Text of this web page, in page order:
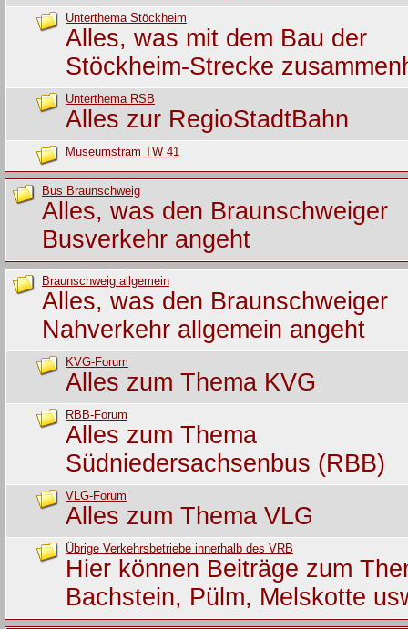
Unterthema Stöckheim
Alles, was mit dem Bau der
Stöckheim-Strecke
Unterthema RSB
Alles zur RegioStadtBahn
Museumstram TW 41
Bus Braunschweig
Alles, was den Braunschweiger
Busverkehr angeht
Braunschweig allgemein
Alles, was den Braunschweiger
Nahverkehr allgemein angeht
KVG-Forum
Alles zum Thema KVG
RBB-Forum
Alles zum Thema
Südniedersachsenbus (RBB)
VLG-Forum
Alles zum Thema VLG
Übrige Verkehrsbetriebe innerhalb des VRB
Hier können Beiträge zum
Bachstein, Pülm, Melskotte